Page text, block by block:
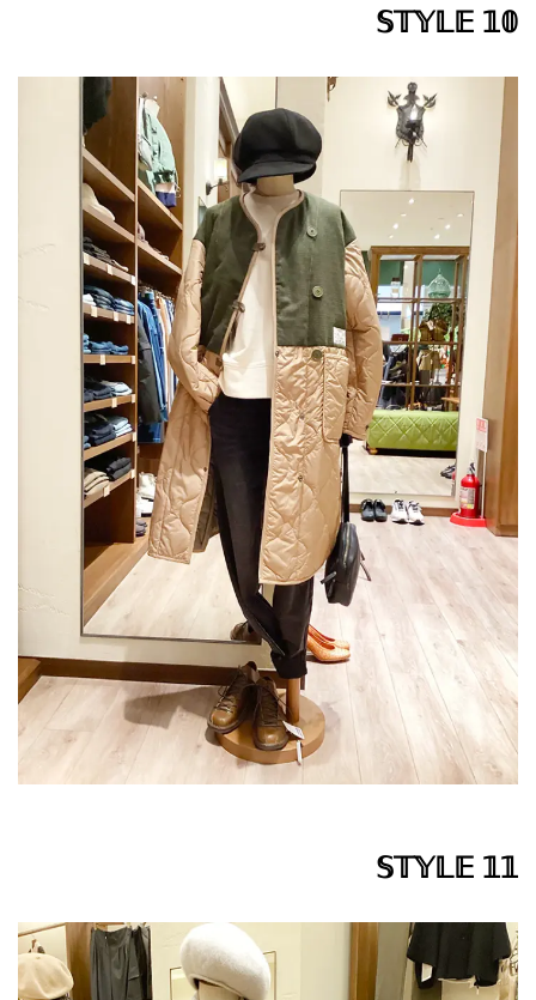
𝕊𝕋𝕐𝕃𝔼 𝟙𝟘
𝕊𝕋𝕐𝕃𝔼 𝟙𝟙